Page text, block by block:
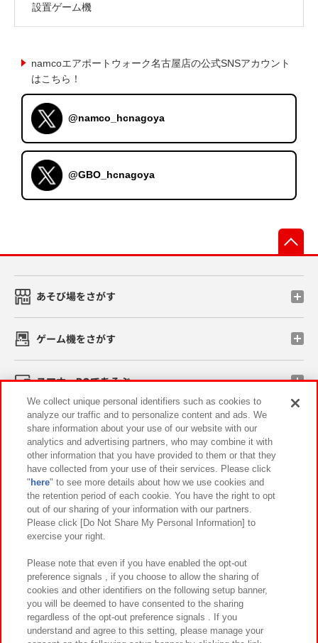
設置ゲーム機
namcoエアポートウォーク名古屋店の公式SNSアカウント
はこちら！
@namco_hcnagoya
@GBO_hcnagoya
あそび場をさがす
ゲーム機をさがす
スマホ・PCであそぶ
イベント・キャンペーン
関連会社 サステナビリティ サイトポリシー
プライバシーポリシー ウェブアクセシビリティ方針と検証結果
お取引先さまとともに
カスタマーハラスメント対応方針 よくあるご質問・お問い合わせ
We collect unique personal identifiers such as cookies to
analyze our traffic and to personalize content and ads. We
share information about your use of our website with our
analytics and advertising partners, who may combine it with
other information that you have provided to them or that they
have collected from your use of their services. Please click
" here" to see more details about how we use cookies and
the retention period of each cookie. You have the right to opt
out of our sharing of your information with our partners.
Please click [Do Not Share My Personal Information] to
exercise your right.
Please note that even if you have enabled the opt-out
preference signals , if you choose to allow the sharing of
cookies and other identifiers on the following setup banner,
you will be deemed to have consented to the sharing
regardless of the opt-out preference signals . If you
understand and agree to this setting, please manage your